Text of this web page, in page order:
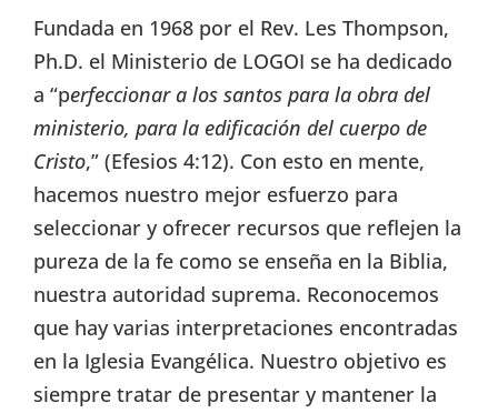
Fundada en 1968 por el Rev. Les Thompson,
Ph.D. el Ministerio de LOGOI se ha dedicado
a “perfeccionar a los santos para la obra del
ministerio, para la edificación del cuerpo de
Cristo,” (Efesios 4:12). Con esto en mente,
hacemos nuestro mejor esfuerzo para
seleccionar y ofrecer recursos que reflejen la
pureza de la fe como se enseña en la Biblia,
nuestra autoridad suprema. Reconocemos
que hay varias interpretaciones encontradas
en la Iglesia Evangélica. Nuestro objetivo es
siempre tratar de presentar y mantener la